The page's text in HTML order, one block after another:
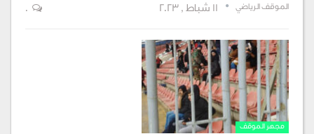
الموقف الرياضي 0
مجهر الموقف